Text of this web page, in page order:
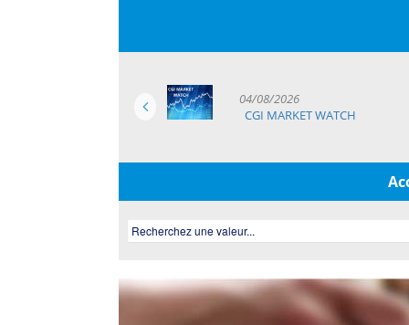
04/08/2026
CGI MARKET WATCH
Recherchez une valeur...